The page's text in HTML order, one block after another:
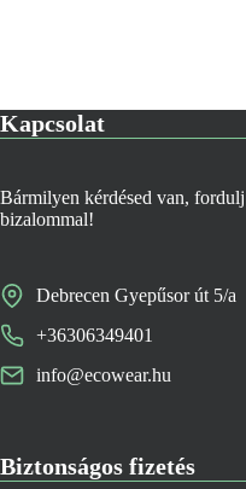
Kapcsolat
Bármilyen kérdésed van,
bizalommal!
Debrecen Gyepűsor út 5/a
+36306349401
info@ecowear.hu
Biztonságos fizetés